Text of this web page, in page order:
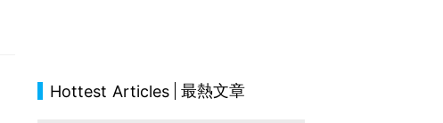
Hottest Articles 最熱文章